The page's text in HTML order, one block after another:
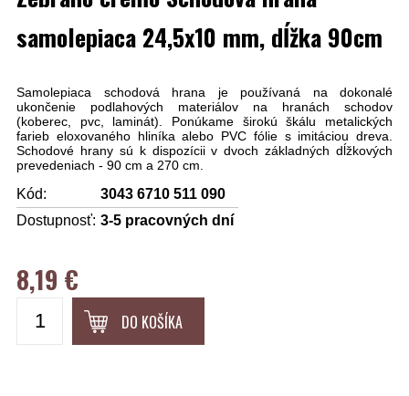
samolepiaca 24,5x10 mm, dĺžka 90cm
Samolepiaca schodová hrana je používaná na dokonalé
ukončenie podlahových materiálov na hranách schodov
(koberec, pvc, laminát). Ponúkame širokú škálu metalických
farieb eloxovaného hliníka alebo PVC fólie s imitáciou dreva.
Schodové hrany sú k dispozícii v dvoch základných dĺžkových
prevedeniach - 90 cm a 270 cm.
Kód:
3043 6710 511 090
Dostupnosť: 3-5 pracovných dní
8,19 €
DO KOŠÍKA